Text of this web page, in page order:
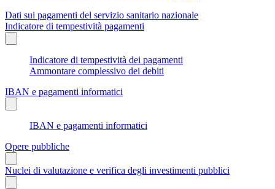
Dati sui pagamenti del servizio sanitario nazionale
Indicatore di tempestività pagamenti
Indicatore di tempestività dei pagamenti
Ammontare complessivo dei debiti
IBAN e pagamenti informatici
IBAN e pagamenti informatici
Opere pubbliche
Nuclei di valutazione e verifica degli investimenti pubblici